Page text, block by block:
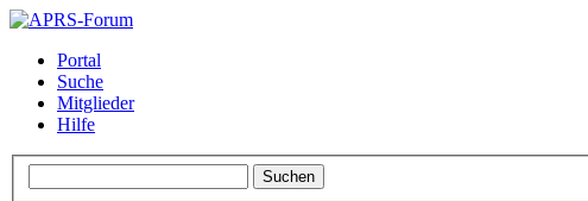
Portal
Suche
Mitglieder
Hilfe